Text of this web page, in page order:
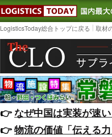
LogisticsToday総合トップに戻る 取材
👉️なぜ中国は実装が速
👉️物流の価値「伝える